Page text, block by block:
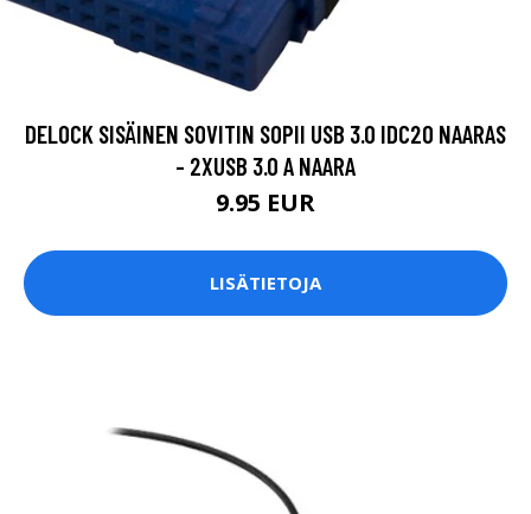
DELOCK SISÄINEN SOVITIN SOPII USB 3.0 IDC20 NAARAS
- 2XUSB 3.0 A NAARA
9.95 EUR
LISÄTIETOJA